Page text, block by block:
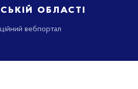
області
вебпортал